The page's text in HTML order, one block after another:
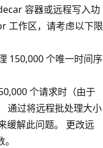
容器或远程写入功
工作区，请考虑以下限
150,000 个唯一时间序
个请求时（由于
通过将远程批处理大小
缓解此问题。 更改远